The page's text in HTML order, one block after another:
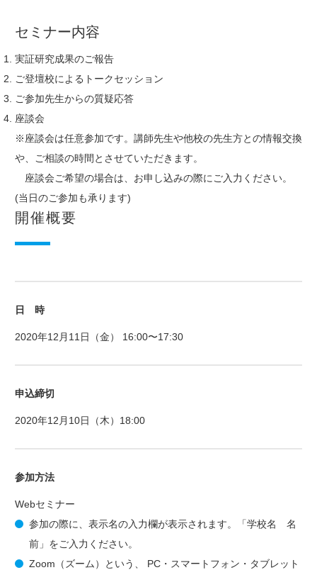
セミナー内容
実証研究成果のご報告
ご登壇校によるトークセッション
ご参加先生からの質疑応答
座談会
※座談会は任意参加です。講師先生や他校の先生方との情報交換
や、ご相談の時間とさせていただきます。
座談会ご希望の場合は、お申し込みの際にご入力ください。
(当日のご参加も承ります)
開催概要
日 時
2020年12月11日（金） 16:00〜17:30
申込締切
2020年12月10日（木）18:00
参加方法
Webセミナー
参加の際に、表示名の入力欄が表示されます。「学校名 名
前」をご入力ください。
Zoom（ズーム）という、 PC・スマートフォン・タブレット